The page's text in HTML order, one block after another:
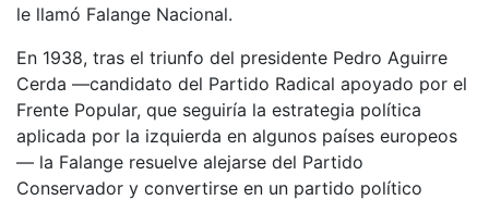
le llamó Falange Nacional.
En 1938, tras el triunfo del presidente Pedro Aguirre
Cerda —candidato del Partido Radical apoyado por el
Frente Popular, que seguiría la estrategia política
aplicada por la izquierda en algunos países europeos
— la Falange resuelve alejarse del Partido
Conservador y convertirse en un partido político